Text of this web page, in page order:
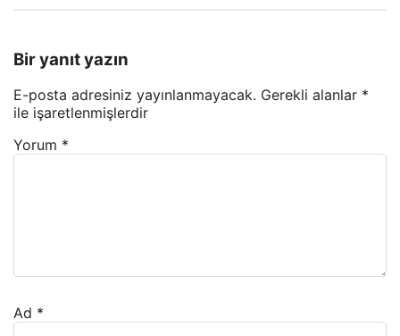
Bir yanıt yazın
E-posta adresiniz yayınlanmayacak. Gerekli alanlar *
ile işaretlenmişlerdir
Yorum *
Ad *